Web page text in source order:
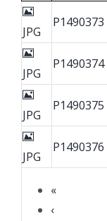
«
‹
JPG
P1490373
JPG
P1490374
JPG
P1490375
JPG
P1490376